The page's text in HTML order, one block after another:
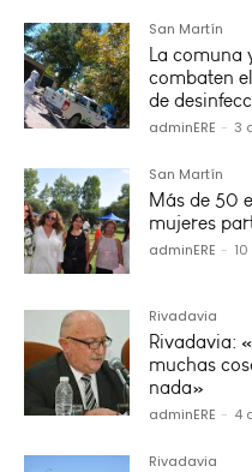
San Martín
La comuna
combaten
de
adminERE - 3
San Martín
Más de 50
mujeres
adminERE -
Rivadavia
Rivadavia:
muchas
nada»
adminERE - 4
Rivadavia